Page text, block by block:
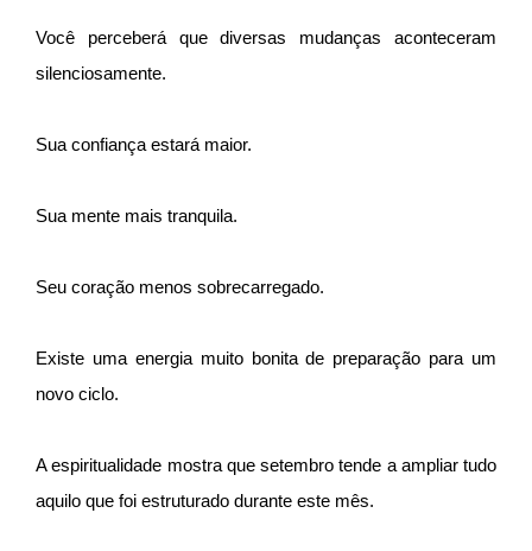
Você perceberá que diversas mudanças aconteceram
silenciosamente.
Sua confiança estará maior.
Sua mente mais tranquila.
Seu coração menos sobrecarregado.
Existe uma energia muito bonita de preparação para um
novo ciclo.
A espiritualidade mostra que setembro tende a ampliar tudo
aquilo que foi estruturado durante este mês.